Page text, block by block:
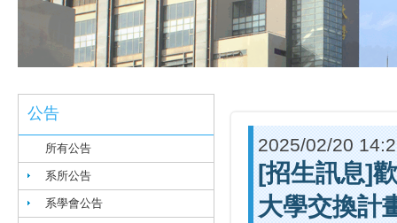
公告
所有公告
系所公告
系學會公告
2025/02/20
[招生訊息]
大學交換計